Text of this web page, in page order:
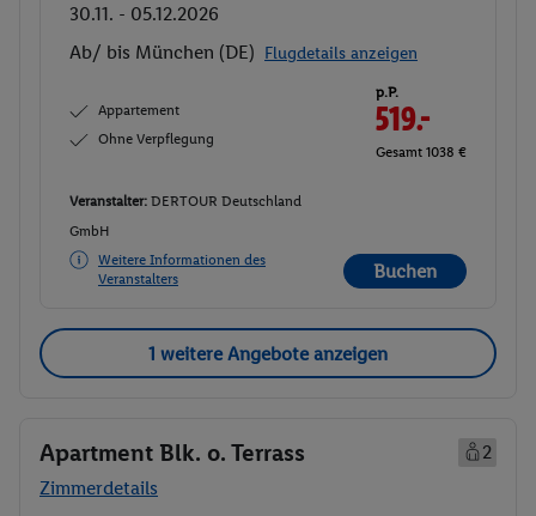
30.11. - 05.12.2026
Ab/ bis München (DE) Flugdetails anzeigen
Appartement
Ohne Verpflegung
p.P.
519.-
Gesamt 1038 €
Veranstalter: DERTOUR Deutschland
GmbH
Weitere Informationen des
Veranstalters
Buchen
1 weitere Angebote anzeigen
Apartment Blk. o. Terrass
2
Zimmerdetails